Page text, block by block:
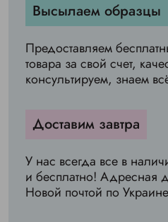
Высылаем образцы
Предоставляем
товара за свой счет,
консультируем, знаем
Доставим завтра
У нас всегда все в
и бесплатно! Адресная
Новой почтой по Украине